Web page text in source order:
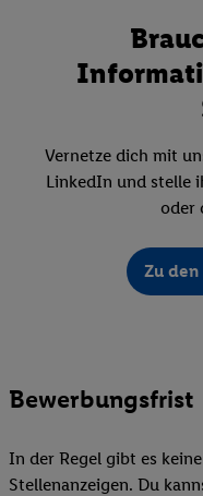
Vernetze dich mit
LinkedIn und stelle
oder
Zu
Bewerbungsfrist
In der Regel gibt es
Stellenanzeigen. Du